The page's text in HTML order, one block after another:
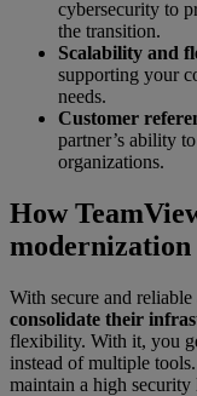
cybersecurity to
the transition.
Scalability and
supporting your
needs.
Customer
partner’s ability
organizations.
How
modernization
With secure and
consolidate their
flexibility. With it, you
instead of multiple
maintain a high security